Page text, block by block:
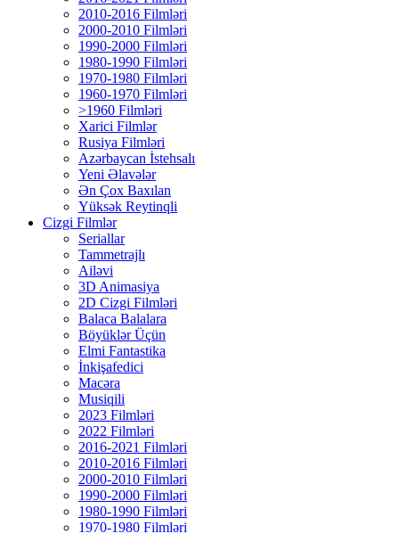
2010-2016 Filmləri
2000-2010 Filmləri
1990-2000 Filmləri
1980-1990 Filmləri
1970-1980 Filmləri
1960-1970 Filmləri
>1960 Filmləri
Xarici Filmlər
Rusiya Filmləri
Azərbaycan İstehsalı
Yeni Əlavələr
Ən Çox Baxılan
Yüksək Reytinqli
Cizgi Filmlər
Seriallar
Tammetrajlı
Ailəvi
3D Animasiya
2D Cizgi Filmləri
Balaca Balalara
Böyüklər Üçün
Elmi Fantastika
İnkişafedici
Macəra
Musiqili
2023 Filmləri
2022 Filmləri
2016-2021 Filmləri
2010-2016 Filmləri
2000-2010 Filmləri
1990-2000 Filmləri
1980-1990 Filmləri
1970-1980 Filmləri